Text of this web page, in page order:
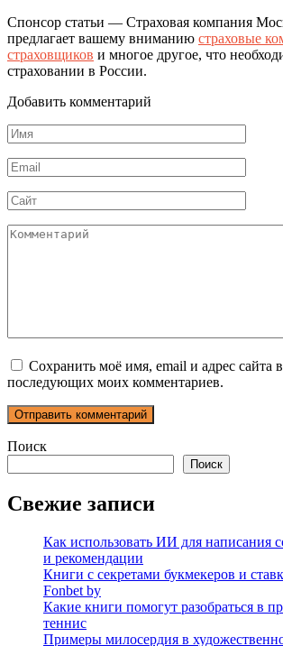
Спонсор статьи — Страховая компания
предлагает вашему вниманию страховые
страховщиков и многое другое, что
страховании в России.
Добавить комментарий
Имя
*
Email
*
Сайт
Комментарий
Сохранить моё имя, email и адрес сайта
последующих моих комментариев.
Поиск
Поиск
Свежие записи
Как использовать ИИ для написания
и рекомендации
Книги с секретами букмекеров и
Fonbet by
Какие книги помогут разобраться в
теннис
Примеры милосердия в